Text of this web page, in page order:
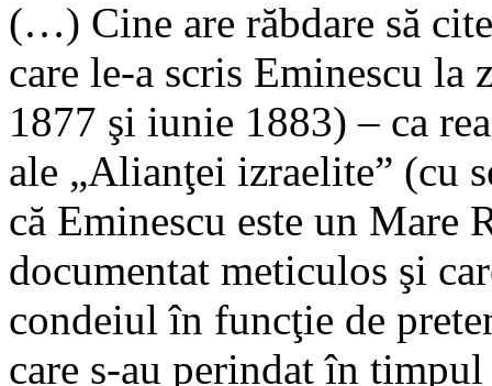
(…) Cine are răbdare să
care le-a scris Eminescu
1877 şi iunie 1883) – ca
ale „Alianţei izraelite” (cu
că Eminescu este un Mare
documentat meticulos şi
condeiul în funcţie de
care s-au perindat în